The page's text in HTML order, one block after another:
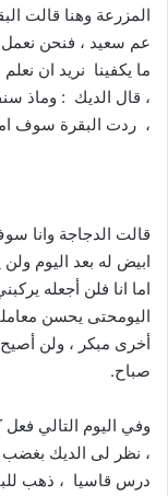
المزرعة وهنا قالت
عم سعيد ، فنحن نعمل
ما يكفينا نريد ان
، قال الديك : وماذ
، ردت البقرة سوف
قالت الدجاجة وانا
ابيض له بعد اليوم
اما انا فلن أجعله
اليومحتى يحسن
أخرى مبكر ، ولن
صباح.
وفي اليوم التالي
، نظر لى الديك بغضب
درس قاسيا ، ذهب